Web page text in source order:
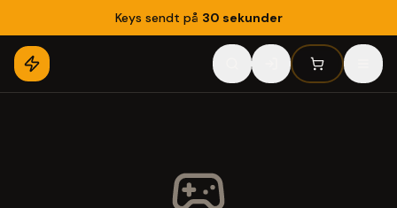
Keys sendt på 30 sekunder